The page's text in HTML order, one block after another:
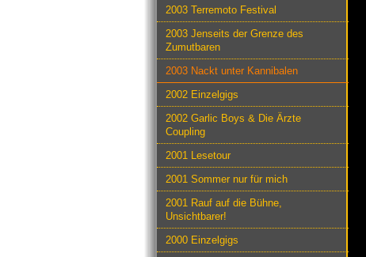
2003 Terremoto Festival
2003 Jenseits der Grenze des
Zumutbaren
2003 Nackt unter Kannibalen
2002 Einzelgigs
2002 Garlic Boys & Die Ärzte
Coupling
2001 Lesetour
2001 Sommer nur für mich
2001 Rauf auf die Bühne,
Unsichtbarer!
2000 Einzelgigs